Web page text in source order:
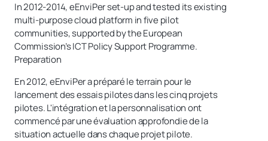
In 2012-2014, eEnviPer set-up and tested its existing
multi-purpose cloud platform in five pilot
communities, supported by the European
Commission’s ICT Policy Support Programme.
Preparation
En 2012, eEnviPer a préparé le terrain pour le
lancement des essais pilotes dans les cinq projets
pilotes. L'intégration et la personnalisation ont
commencé par une évaluation approfondie de la
situation actuelle dans chaque projet pilote.